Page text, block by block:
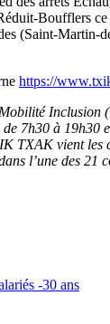
Boufflers ce
(Saint-Martin-
https://
Inclusion
7h30 à 19h30
TXAK vient les
l’une des 21
-30 ans